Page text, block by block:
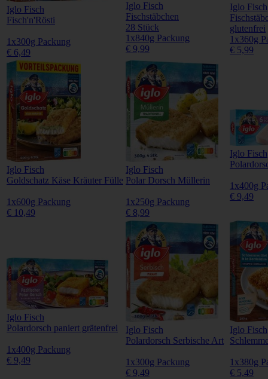
Iglo Fisch
Fisch'n'Rösti
1x300g Packung
€ 6,49
Iglo Fisch
Fischstäbchen
28 Stück
1x840g Packung
€ 9,99
Iglo Fisch
glutenfrei
1x360g
€ 5,99
Iglo Fisch
Goldschatz Käse Kräuter Fülle
1x600g Packung
€ 10,49
Iglo Fisch
Polar Dorsch Müllerin
1x250g Packung
€ 8,99
Iglo Fisch
1x400g
€ 9,49
Iglo Fisch
Polardorsch paniert grätenfrei
1x400g Packung
€ 9,49
Iglo Fisch
Polardorsch Serbische Art
1x300g Packung
€ 9,49
Iglo Fisch
1x380g
€ 5,49